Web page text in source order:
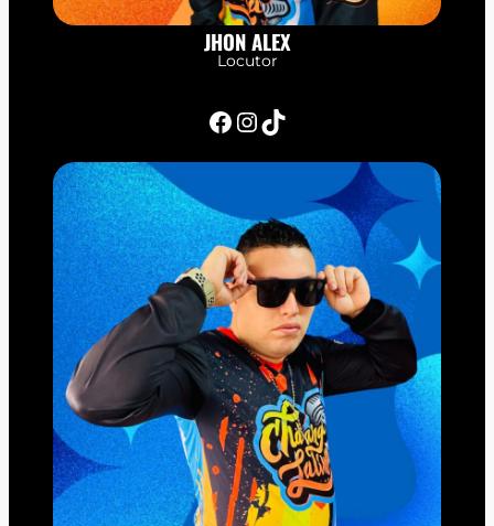
JHON ALEX
Locutor
Facebook InstagramTikTok